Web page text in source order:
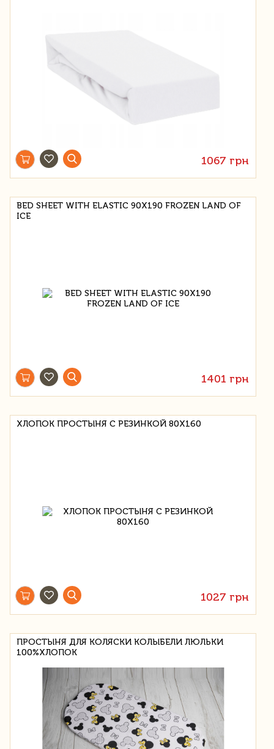
1067 грн
BED SHEET WITH ELASTIC 90X190 FROZEN LAND OF
ICE
1401 грн
ХЛОПОК ПРОСТЫНЯ С РЕЗИНКОЙ 80X160
1027 грн
ПРОСТЫНЯ ДЛЯ КОЛЯСКИ КОЛЫБЕЛИ ЛЮЛЬКИ
100%ХЛОПОК